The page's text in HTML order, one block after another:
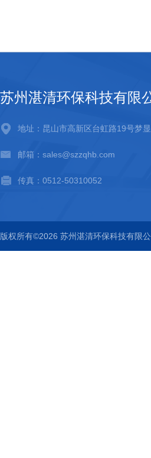
苏州湛清环保科技有限
地址：昆山市高新区台虹路19号梦
邮箱：sales@szzqhb.com
传真：0512-50310052
版权所有©2026 苏州湛清环保科技有限